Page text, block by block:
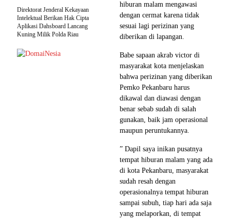
hiburan malam mengawasi
dengan cermat karena tidak
sesuai lagi perizinan yang
diberikan di lapangan.
Babe sapaan akrab victor di
masyarakat kota menjelaskan
bahwa perizinan yang diberikan
Pemko Pekanbaru harus
dikawal dan diawasi dengan
benar sebab sudah di salah
gunakan, baik jam operasional
maupun peruntukannya.
” Dapil saya inikan pusatnya
tempat hiburan malam yang ada
di kota Pekanbaru, masyarakat
sudah resah dengan
operasionalnya tempat hiburan
sampai subuh, tiap hari ada saja
yang melaporkan, di tempat
Direktorat Jenderal Kekayaan
Intelektual Berikan Hak Cipta
Aplikasi Dahsboard Lancang
Kuning Milik Polda Riau